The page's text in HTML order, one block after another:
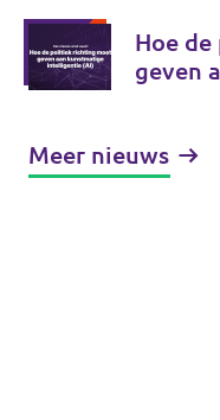
Hoe
geven
Meer nieuws